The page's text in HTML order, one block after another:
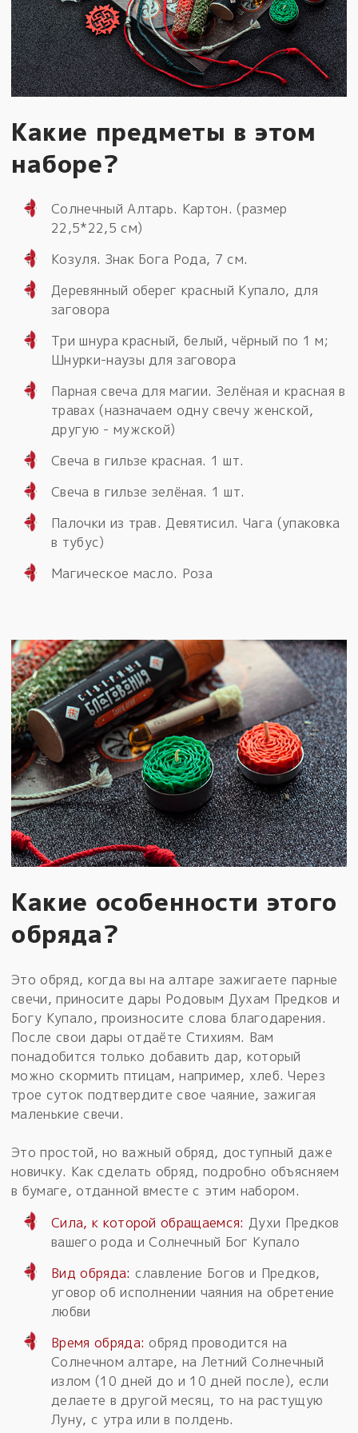
Какие предметы в этом
наборе?
Солнечный Алтарь. Картон. (размер
22,5*22,5 см)
Козуля. Знак Бога Рода, 7 см.
Деревянный оберег красный Купало, для
заговора
Три шнура красный, белый, чёрный по 1 м;
Шнурки-наузы для заговора
Парная свеча для магии. Зелёная и красная в
травах (назначаем одну свечу женской,
другую - мужской)
Свеча в гильзе красная. 1 шт.
Свеча в гильзе зелёная. 1 шт.
Палочки из трав. Девятисил. Чага (упаковка
в тубус)
Магическое масло. Роза
Какие особенности этого
обряда?
Это обряд, когда вы на алтаре зажигаете парные
свечи, приносите дары Родовым Духам Предков и
Богу Купало, произносите слова благодарения.
После свои дары отдаёте Стихиям. Вам
понадобится только добавить дар, который
можно скормить птицам, например, хлеб. Через
трое суток подтвердите свое чаяние, зажигая
маленькие свечи.
Это простой, но важный обряд, доступный даже
новичку. Как сделать обряд, подробно объясняем
в бумаге, отданной вместе с этим набором.
Сила, к которой обращаемся: Духи Предков
вашего рода и Солнечный Бог Купало
Вид обряда: славление Богов и Предков,
уговор об исполнении чаяния на обретение
любви
Время обряда: обряд проводится на
Солнечном алтаре, на Летний Солнечный
излом (10 дней до и 10 дней после), если
делаете в другой месяц, то на растущую
Луну, с утра или в полдень.